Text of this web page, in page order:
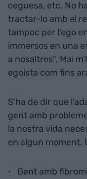
ceguesa, etc. No
tractar-lo amb el
tampoc per l'ego
immersos en una
a nosaltres". Mai
egoista com fins
S'ha de dir que
gent amb
la nostra vida
en algun moment.
Gent amb